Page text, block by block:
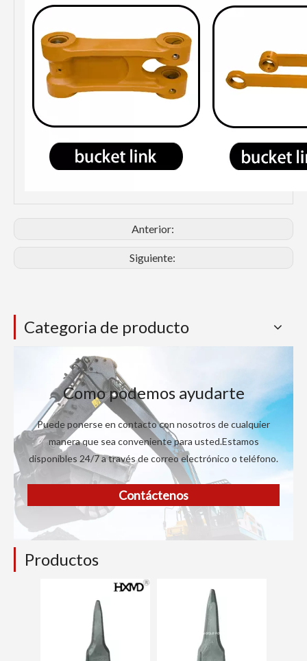
Anterior:
Siguiente:
Categoria de producto
Como podemos ayudarte
Puede ponerse en contacto con nosotros de cualquier
manera que sea conveniente para usted.Estamos
disponibles 24/7 a través de correo electrónico o teléfono.
Contáctenos
Productos